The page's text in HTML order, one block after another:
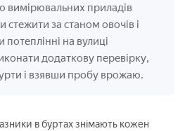
вимірювальних приладів
за станом овочів і
потеплінні на вулиці
додаткову перевірку,
і взявши пробу врожаю.
в буртах знімають кожен